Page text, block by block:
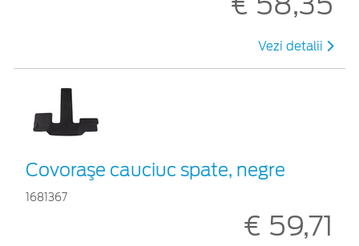
Vezi detalii
Covoraşe cauciuc spate, negre
1681367
€ 59,71